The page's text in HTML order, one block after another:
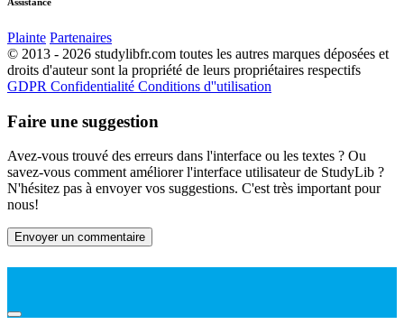
Plainte Partenaires
© 2013 - 2026 studylibfr.com toutes les autres marques déposées et
droits d'auteur sont la propriété de leurs propriétaires respectifs
GDPR Confidentialité Conditions d''utilisation
Faire une suggestion
Avez-vous trouvé des erreurs dans l'interface ou les textes ? Ou
savez-vous comment améliorer l'interface utilisateur de StudyLib ?
N'hésitez pas à envoyer vos suggestions. C'est très important pour
nous!
Envoyer un commentaire